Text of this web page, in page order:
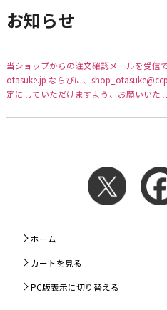
お知らせ
当ショップからの注文確認メールを受信
otasuke.jp ならびに、
定にしていただけますよう、お願いいたし
ホーム
カートを見る
PC版表示に切り替える